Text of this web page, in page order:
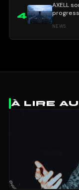
4
AXELL
NEWS
À LIRE